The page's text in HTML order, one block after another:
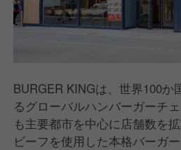
BURGER KINGは、世界100か
るグローバルハンバーガーチ
も主要都市を中心に店舗数を
ビーフを使用した本格バーガ